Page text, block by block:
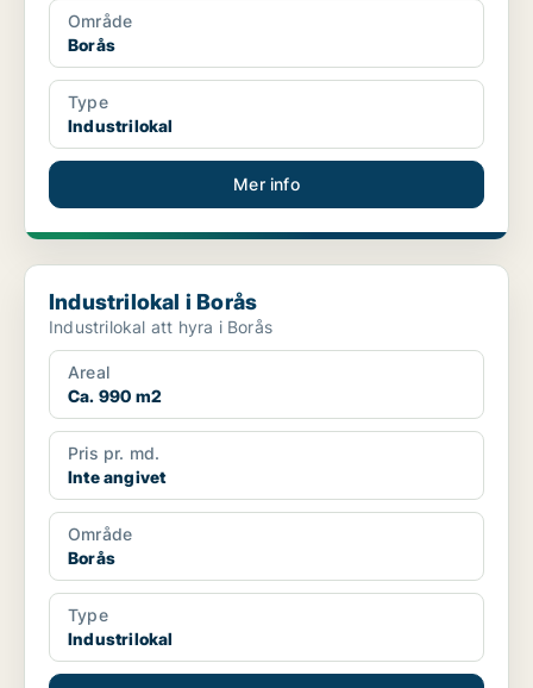
Område
Borås
Type
Industrilokal
Mer info
Industrilokal i Borås
Industrilokal i Borås
Industrilokal att hyra i Borås
Areal
Ca. 990 m2
Pris pr. md.
Inte angivet
Område
Borås
Type
Industrilokal